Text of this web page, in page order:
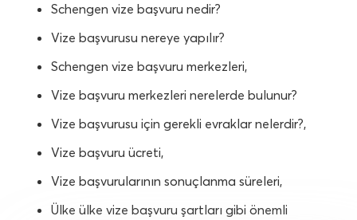
Schengen vize başvuru nedir?
Vize başvurusu nereye yapılır?
Schengen vize başvuru merkezleri,
Vize başvuru merkezleri nerelerde bulunur?
Vize başvurusu için gerekli evraklar nelerdir?,
Vize başvuru ücreti,
Vize başvurularının sonuçlanma süreleri,
Ülke ülke vize başvuru şartları gibi önemli